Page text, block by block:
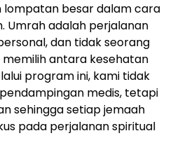
lompatan besar dalam cara
Umrah adalah perjalanan
dan tidak seorang
memilih antara kesehatan
program ini, kami tidak
medis, tetapi
sehingga setiap jemaah
pada perjalanan spiritual